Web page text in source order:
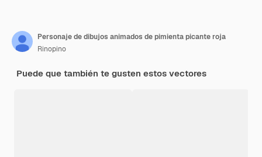
Personaje de dibujos animados de pimienta picante roja
Rinopino
Puede que también te gusten estos vectores